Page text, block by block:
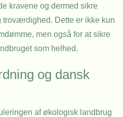
kravene og dermed sikre
troværdighed. Dette er ikke kun
men også for at sikre
som helhed.
og dansk
af økologisk landbrug